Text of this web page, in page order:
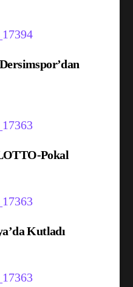
Pokal
Kutladı